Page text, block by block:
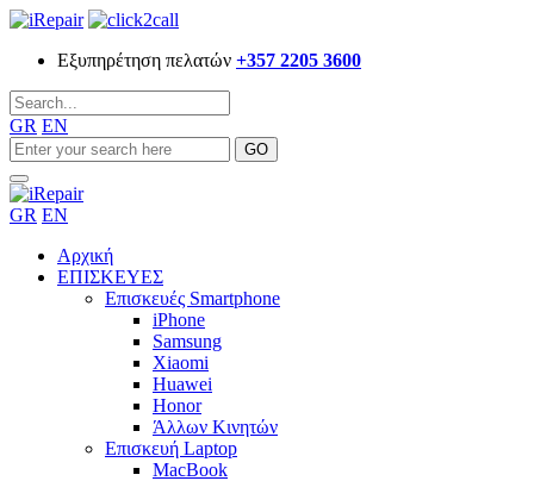
Εξυπηρέτηση πελατών +357 2205 3600
GR EN
GR EN
Αρχική
ΕΠΙΣΚΕΥΕΣ
Επισκευές Smartphone
iPhone
Samsung
Xiaomi
Huawei
Honor
Άλλων Κινητών
Επισκευή Laptop
MacBook